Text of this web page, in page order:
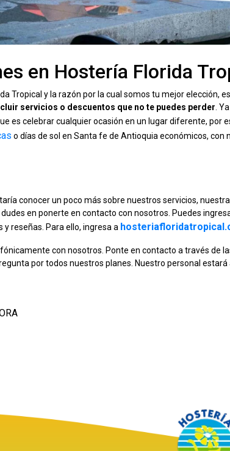
en Hostería Florida
Tropical y la razón por la cual somos tu mejor elección,
servicios o descuentos que no te puedes perder .
es celebrar cualquier ocasión en un lugar diferente, por
o días de sol en Santa fe de Antioquia económicos, con
conocer un poco más sobre nuestros servicios,
en ponerte en contacto con nosotros. Puedes
reseñas. Para ello, ingresa a
con nosotros. Ponte en contacto a través de
por todos nuestros planes. Nuestro personal